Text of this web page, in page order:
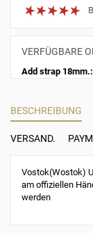
VERFÜGBARE
Add strap 18mm.:
BESCHREIBUNG
VERSAND.
Vostok(Wostok)
am offiziellen
werden